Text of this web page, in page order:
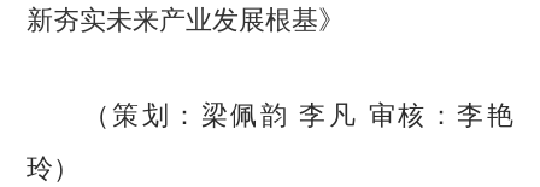
新夯实未来产业发展根基》
（策划：梁佩韵 李凡 审核：李艳
玲）